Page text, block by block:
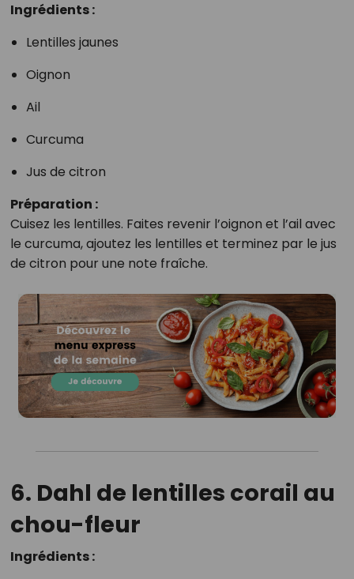
Ingrédients :
Lentilles jaunes
Oignon
Ail
Curcuma
Jus de citron
Préparation :
Cuisez les lentilles. Faites revenir l’oignon et l’ail avec
le curcuma, ajoutez les lentilles et terminez par le jus
de citron pour une note fraîche.
6. Dahl de lentilles corail au
chou-fleur
Ingrédients :